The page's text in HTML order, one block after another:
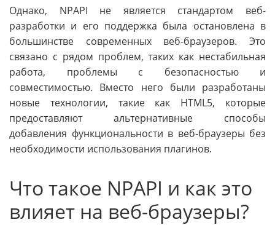
Однако, NPAPI не является стандартом веб-
разработки и его поддержка была остановлена в
большинстве современных веб-браузеров. Это
связано с рядом проблем, таких как нестабильная
работа, проблемы с безопасностью и
совместимостью. Вместо него были разработаны
новые технологии, такие как HTML5, которые
предоставляют альтернативные способы
добавления функциональности в веб-браузеры без
необходимости использования плагинов.
Что такое NPAPI и как это
влияет на веб-браузеры?